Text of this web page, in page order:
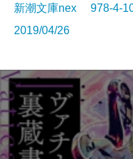
新潮文庫nex 978-4-
2019/04/26